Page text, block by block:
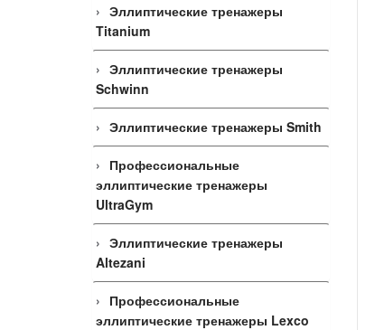
Эллиптические тренажеры
Titanium
Эллиптические тренажеры
Schwinn
Эллиптические тренажеры Smith
Профессиональные
эллиптические тренажеры
UltraGym
Эллиптические тренажеры
Altezani
Профессиональные
эллиптические тренажеры Lexco